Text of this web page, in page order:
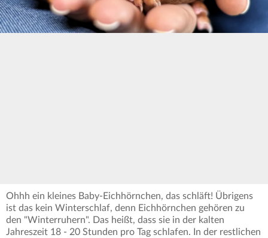
Ohhh ein kleines Baby-Eichhörnchen, das schläft! Übrigens
ist das kein Winterschlaf, denn Eichhörnchen gehören zu
den "Winterruhern". Das heißt, dass sie in der kalten
Jahreszeit 18 - 20 Stunden pro Tag schlafen. In der restlichen